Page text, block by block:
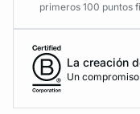
primeros 100 puntos
La creación
Un